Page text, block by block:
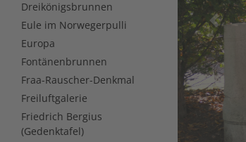
Dreikönigsbrunnen
Eule im Norwegerpulli
Europa
Fontänenbrunnen
Fraa-Rauscher-Denkmal
Freiluftgalerie
Friedrich Bergius
(Gedenktafel)